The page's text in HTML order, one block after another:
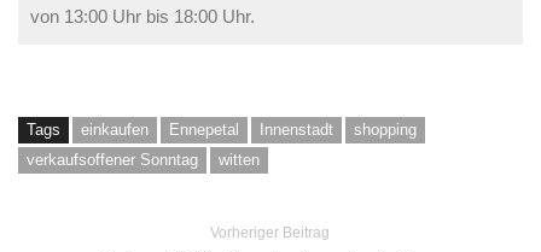
von 13:00 Uhr bis 18:00 Uhr.
Tags einkaufen Ennepetal Innenstadt
shopping
verkaufsoffener Sonntag
witten
Vorheriger Beitrag